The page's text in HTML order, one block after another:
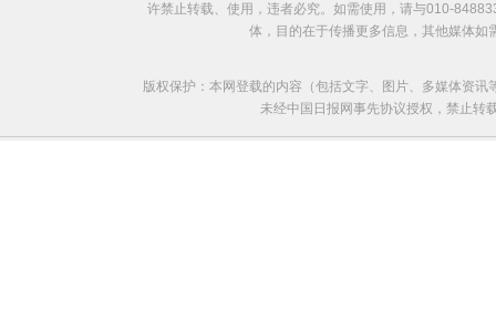
许禁止转载、使用，违者必究。如需使用，请与010-
体，目的在于传播更多信息，其他媒体
版权保护：本网登载的内容（包括文字、图片、多媒体资
未经中国日报网事先协议授权，禁止转